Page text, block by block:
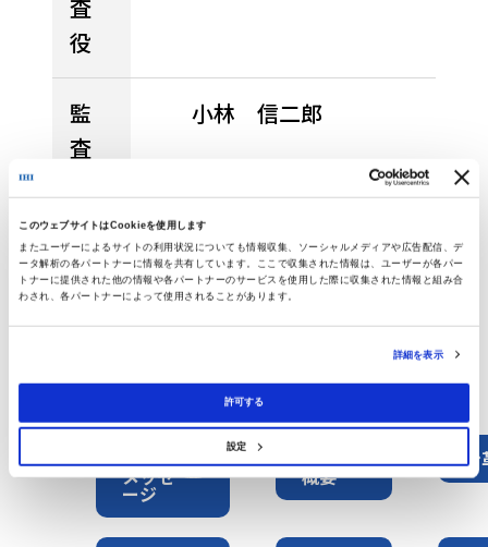
このウェブサイトはCookieを使用します
またユーザーによるサイトの利用状況についても情報収集、ソーシャルメディアや広告配信、デ
ータ解析の各パートナーに情報を共有しています。ここで収集された情報は、ユーザーが各パー
トナーに提供された他の情報や各パートナーのサービスを使用した際に収集された情報と組み合
わされ、各パートナーによって使用されることがあります。
詳細を表示
許可する
設定
査
役
監
査
小林 信二郎
（2026年6月現在）
トップ
メッセ
ージ
会社
概要
沿